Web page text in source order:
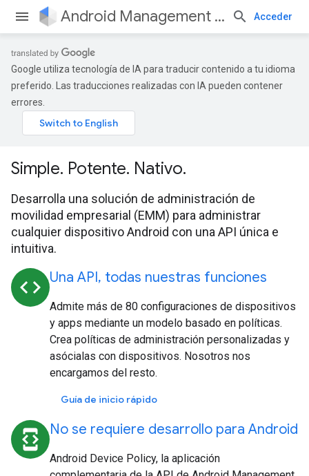
Android Management API Acceder
Google utiliza tecnología de IA para traducir contenido a tu idioma
preferido. Las traducciones realizadas con IA pueden contener
errores.
Simple. Potente. Nativo.
Desarrolla una solución de administración de
movilidad empresarial (EMM) para administrar
cualquier dispositivo Android con una API única e
intuitiva.
code Una API, todas nuestras funciones
Admite más de 80 configuraciones de dispositivos
y apps mediante un modelo basado en políticas.
Crea políticas de administración personalizadas y
asócialas con dispositivos. Nosotros nos
encargamos del resto.
Guía de inicio rápido
developer_mode No se requiere desarrollo para Android
Android Device Policy, la aplicación